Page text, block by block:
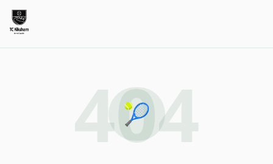
404
🎾